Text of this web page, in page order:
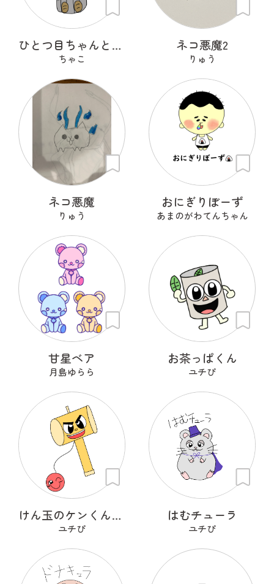
ひとつ目ちゃんとからかさくん
ちゃこ
ネコ悪魔2
りゅう
ネコ悪魔
りゅう
おにぎりぼーず
あまのがわてんちゃん
甘星ベア
月島ゆらら
お茶っぱくん
ユチぴ
けん玉のケンくんとタマちゃん
ユチぴ
はむチューラ
ユチぴ